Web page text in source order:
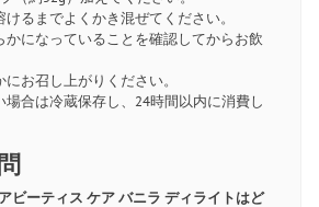
るまでよくかき混ぜてください。
かになっていることを確認してからお飲
お召し上がりください。
場合は冷蔵保存し、24時間以内に消費し
ビーティス ケア バニラ ディライトはど